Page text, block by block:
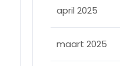
april 2025
maart 2025